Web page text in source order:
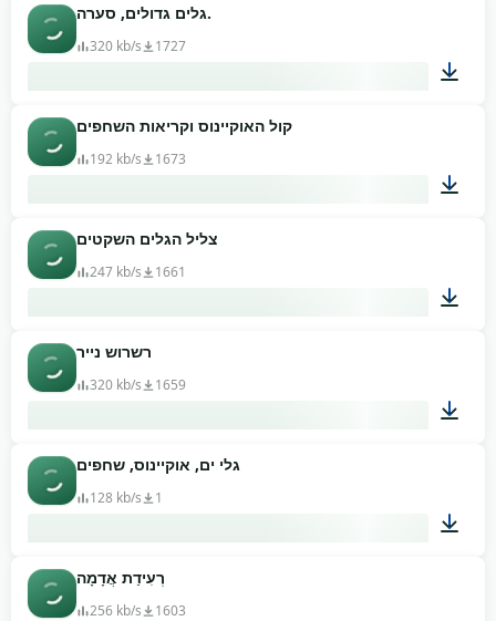
גלים גדולים, סערה.
320 kb/s 1727
קול האוקיינוס וקריאות השחפים
192 kb/s 1673
צליל הגלים השקטים
247 kb/s 1661
רשרוש נייר
320 kb/s 1659
גלי ים, אוקיינוס, שחפים
128 kb/s 1
רְעִידַת אֲדָמָה
256 kb/s 1603